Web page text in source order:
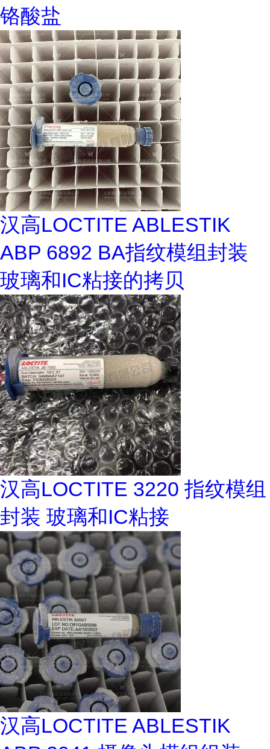
铬酸盐
汉高LOCTITE ABLESTIK
ABP 6892 BA指纹模组封装
玻璃和IC粘接的拷贝
汉高LOCTITE 3220 指纹模组
封装 玻璃和IC粘接
汉高LOCTITE ABLESTIK